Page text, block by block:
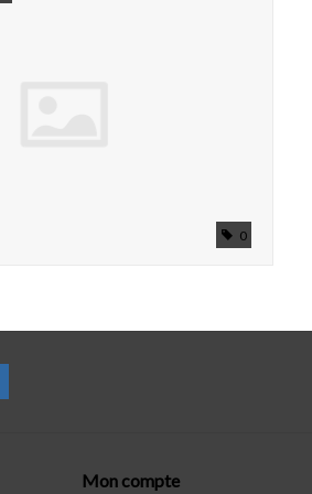
0
Mon compte